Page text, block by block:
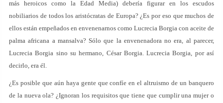
más heroicos como la Edad Media) debería figurar en los escudos
nobiliarios de todos los aristócratas de Europa? ¿Es por eso que muchos de
ellos están empeñados en envenenarnos como Lucrecia Borgia con aceite de
palma africana a mansalva? Sólo que la envenenadora no era, al parecer,
Lucrecia Borgia sino su hermano, César Borgia. Lucrecia Borgia, por así
decirlo, era él.
¿Es posible que aún haya gente que confíe en el altruismo de un banquero
de la nueva ola? ¿Ignoran los requisitos que tiene que cumplir una mujer o